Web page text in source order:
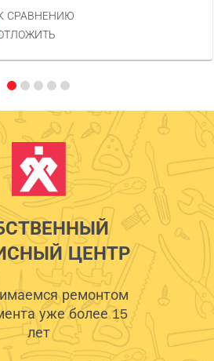
СРАВНЕНИЮ
ЦЕНТР
ремонтом
уже более 15
лет